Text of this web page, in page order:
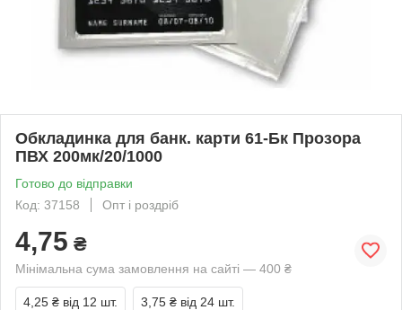
Обкладинка для банк. карти 61-Бк Прозора
ПВХ 200мк/20/1000
Готово до відправки
Код: 37158
Опт і роздріб
4,75 ₴
Мінімальна сума замовлення на сайті — 400 ₴
4,25 ₴ від 12 шт. 3,75 ₴ від 24 шт.